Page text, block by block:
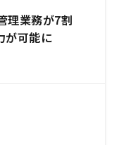
理業務が7割
が可能に